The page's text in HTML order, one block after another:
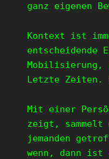
ganz eigenen
Kontext ist
entscheidende
Letzte Zeiten.
Mit einer
zeigt, sammelt
jemanden
wenn, dann ist